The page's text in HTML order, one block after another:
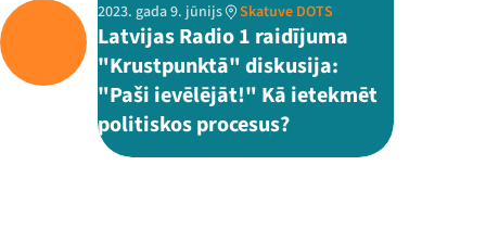
2023. gada 9. jūnijs Skatuve DOTS
Latvijas Radio 1 raidījuma
"Krustpunktā" diskusija:
"Paši ievēlējāt!" Kā ietekmēt
politiskos procesus?